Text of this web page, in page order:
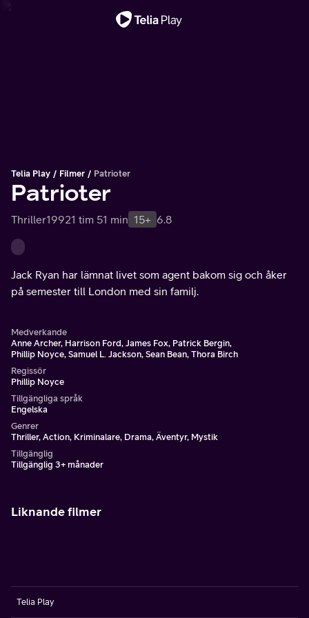
Telia Play Filmer Patrioter
Patrioter
Thriller19921 tim 51 min 15+ 6.8
Jack Ryan har lämnat livet som agent bakom sig och åker
på semester till London med sin familj.
Medverkande
Anne Archer, Harrison Ford, James Fox, Patrick Bergin,
Phillip Noyce, Samuel L. Jackson, Sean Bean, Thora Birch
Regissör
Phillip Noyce
Tillgängliga språk
Engelska
Genrer
Thriller, Action, Kriminalare, Drama, Äventyr, Mystik
Tillgänglig
Tillgänglig 3+ månader
Liknande filmer
Telia Play